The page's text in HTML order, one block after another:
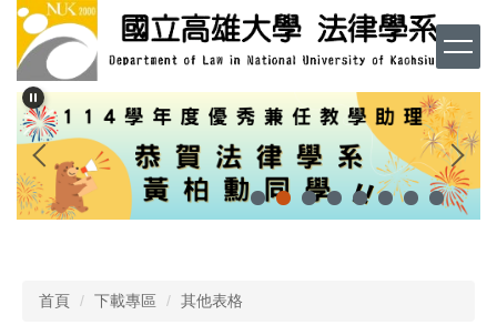
跳
主
要
內
容
首頁 下載專區 其他表格